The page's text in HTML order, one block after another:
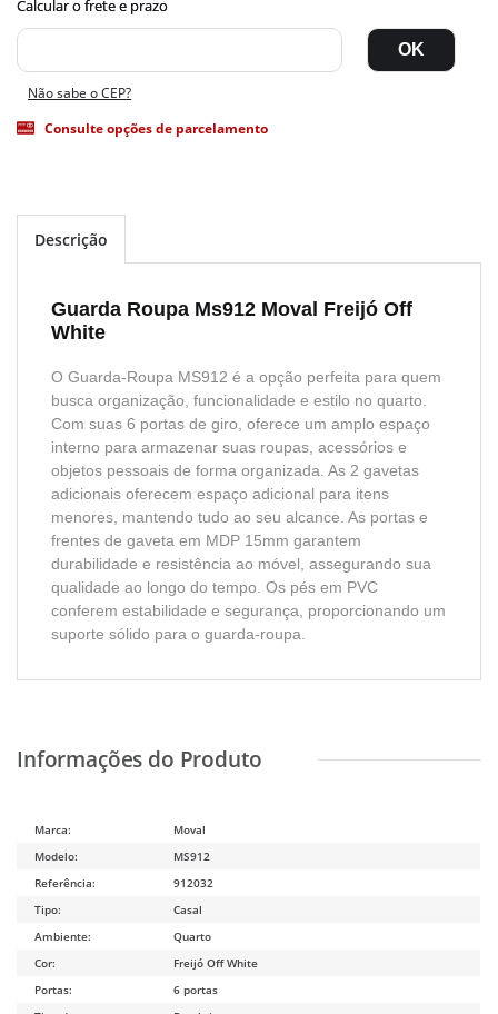
Não sabe o CEP?
Consulte opções de parcelamento
Descrição
Guarda Roupa Ms912 Moval Freijó Off
White
O Guarda-Roupa MS912 é a opção perfeita para quem
busca organização, funcionalidade e estilo no quarto.
Com suas 6 portas de giro, oferece um amplo espaço
interno para armazenar suas roupas, acessórios e
objetos pessoais de forma organizada. As 2 gavetas
adicionais oferecem espaço adicional para itens
menores, mantendo tudo ao seu alcance. As portas e
frentes de gaveta em MDP 15mm garantem
durabilidade e resistência ao móvel, assegurando sua
qualidade ao longo do tempo. Os pés em PVC
conferem estabilidade e segurança, proporcionando um
suporte sólido para o guarda-roupa.
Marca:
Moval
Modelo:
MS912
Referência:
912032
Tipo:
Casal
Ambiente:
Quarto
Cor:
Freijó Off White
Portas:
6 portas